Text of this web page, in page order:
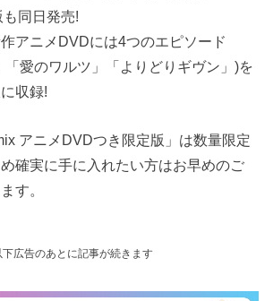
同日発売!
アニメDVDには4つのエピソード
「愛のワルツ」「よりどりギヴン」)を
収録!
アニメDVDつき限定版」は数量限定
確実に手に入れたい方はお早めのご
す。
下広告のあとに記事が続きます